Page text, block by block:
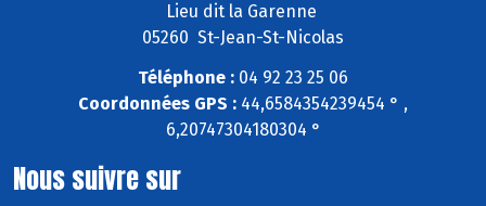
Lieu dit la Garenne
05260 St-Jean-St-Nicolas
Téléphone : 04 92 23 25 06
Coordonnées GPS : 44,6584354239454 ° ,
6,20747304180304 °
Nous suivre sur